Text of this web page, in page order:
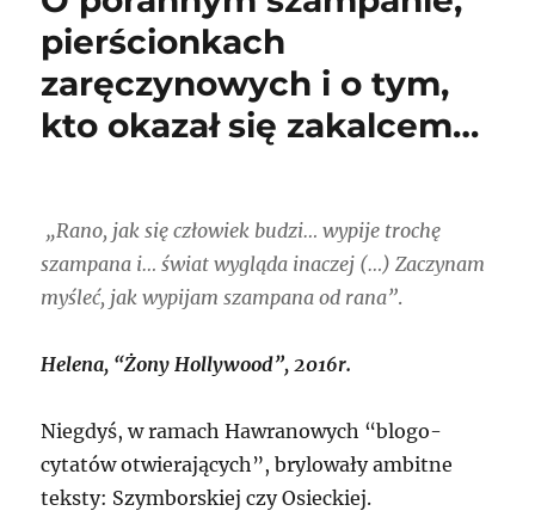
pierścionkach
zaręczynowych i o tym,
kto okazał się zakalcem…
„Rano, jak się człowiek budzi… wypije trochę
szampana i… świat wygląda inaczej (…) Zaczynam
myśleć, jak wypijam szampana od rana”.
Helena, “Żony Hollywood”, 2016r.
Niegdyś, w ramach Hawranowych “blogo-
cytatów otwierających”, brylowały ambitne
teksty: Szymborskiej czy Osieckiej.